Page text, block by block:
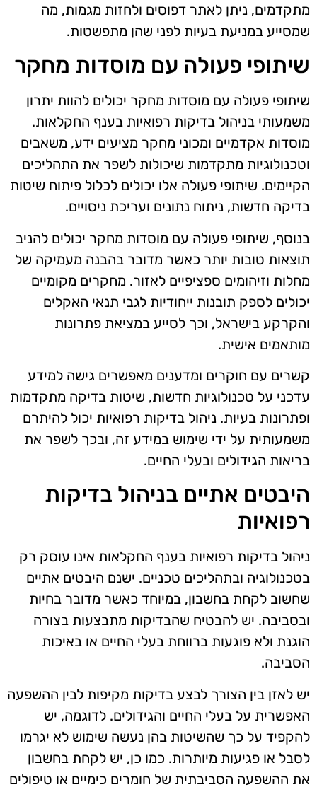
מתקדמים, ניתן לאתר דפוסים ולחזות מגמות, מה
שמסייע במניעת בעיות לפני שהן מתפשטות.
שיתופי פעולה עם מוסדות מחקר
שיתופי פעולה עם מוסדות מחקר יכולים להוות יתרון
משמעותי בניהול בדיקות רפואיות בענף החקלאות.
מוסדות אקדמיים ומכוני מחקר מציעים ידע, משאבים
וטכנולוגיות מתקדמות שיכולות לשפר את התהליכים
הקיימים. שיתופי פעולה אלו יכולים לכלול פיתוח שיטות
בדיקה חדשות, ניתוח נתונים ועריכת ניסויים.
בנוסף, שיתופי פעולה עם מוסדות מחקר יכולים להניב
תוצאות טובות יותר כאשר מדובר בהבנה מעמיקה של
מחלות וזיהומים ספציפיים לאזור. מחקרים מקומיים
יכולים לספק תובנות ייחודיות לגבי תנאי האקלים
והקרקע בישראל, וכך לסייע במציאת פתרונות
מותאמים אישית.
קשרים עם חוקרים ומדענים מאפשרים גישה למידע
עדכני על טכנולוגיות חדשות, שיטות בדיקה מתקדמות
ופתרונות בעיות. ניהול בדיקות רפואיות יכול להיתרם
משמעותית על ידי שימוש במידע זה, ובכך לשפר את
בריאות הגידולים ובעלי החיים.
היבטים אתיים בניהול בדיקות
רפואיות
ניהול בדיקות רפואיות בענף החקלאות אינו עוסק רק
בטכנולוגיה ובתהליכים טכניים. ישנם היבטים אתיים
שחשוב לקחת בחשבון, במיוחד כאשר מדובר בחיות
ובסביבה. יש להבטיח שהבדיקות מתבצעות בצורה
הוגנת ולא פוגעות ברווחת בעלי החיים או באיכות
הסביבה.
יש לאזן בין הצורך לבצע בדיקות מקיפות לבין ההשפעה
האפשרית על בעלי החיים והגידולים. לדוגמה, יש
להקפיד על כך שהשיטות בהן נעשה שימוש לא יגרמו
לסבל או פגיעות מיותרות. כמו כן, יש לקחת בחשבון
את ההשפעה הסביבתית של חומרים כימיים או טיפולים